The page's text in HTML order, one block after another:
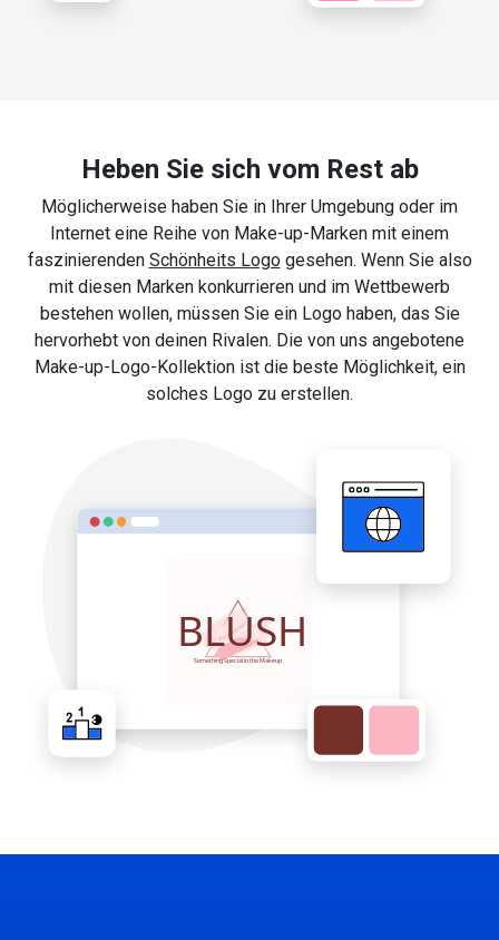
Heben Sie sich vom Rest ab
Möglicherweise haben Sie in Ihrer Umgebung oder im
Internet eine Reihe von Make-up-Marken mit einem
faszinierenden Schönheits Logogesehen. Wenn Sie also
mit diesen Marken konkurrieren und im Wettbewerb
bestehen wollen, müssen Sie ein Logo haben, das Sie
hervorhebt von deinen Rivalen. Die von uns angebotene
Make-up-Logo-Kollektion ist die beste Möglichkeit, ein
solches Logo zu erstellen.